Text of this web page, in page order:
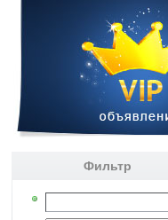
Фильтр